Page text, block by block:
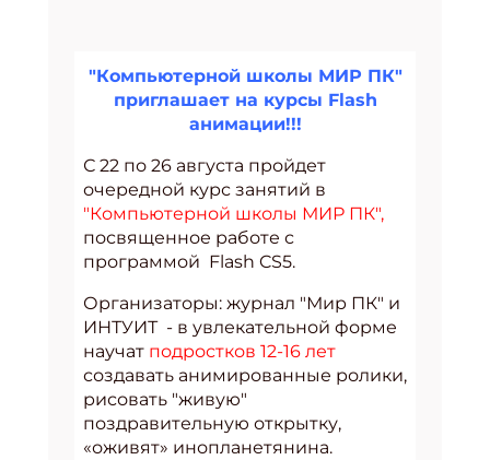
"Компьютерной школы МИР ПК"
приглашает на курсы Flash
анимации!!!
С 22 по 26 августа пройдет
очередной курс занятий в
"Компьютерной школы МИР ПК",
посвященное работе с
программой Flash CS5.
Организаторы: журнал "Мир ПК" и
ИНТУИТ - в увлекательной форме
научат подростков 12-16 лет
создавать анимированные ролики,
рисовать "живую"
поздравительную открытку,
«оживят» инопланетянина.